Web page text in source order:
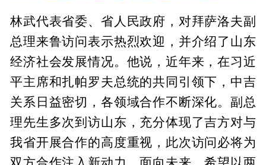
林武代表省委、省人民政府，对拜萨洛夫副
总理来鲁访问表示热烈欢迎，并介绍了山东
经济社会发展情况。他说，近年来，在习近
平主席和扎帕罗夫总统的共同引领下，中吉
关系日益密切，各领域合作不断深化。副总
理先生多次到访山东，充分体现了吉方对与
我省开展合作的高度重视，此次访问必将为